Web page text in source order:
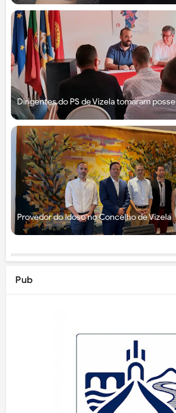
Dirigentes do PS de Vizela tomaram posse
Provedor do Idoso no Concelho de Vizela
Pub